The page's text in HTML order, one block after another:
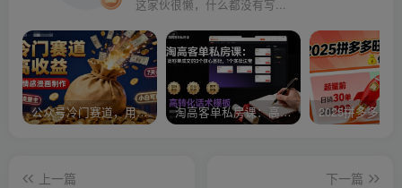
这家伙很懒，什么都没有写...
公众号冷门赛道，用AI做情感漫画，7天开通流量主，操作简单，小白可玩 淘高客单私房课：高客单成交的3个核心基础，1个实操法宝
上一篇
下一篇